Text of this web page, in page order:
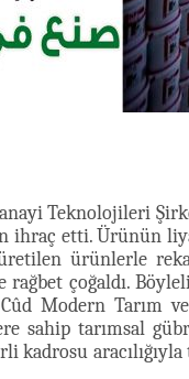
Teknolojileri
etti. Ürünün
ürünlerle
rağbet çoğaldı.
Modern Tarım
sahip tarımsal
kadrosu